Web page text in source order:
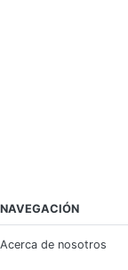
NAVEGACIÓN
Acerca de nosotros